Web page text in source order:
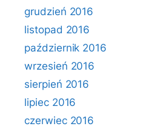
grudzień 2016
listopad 2016
październik 2016
wrzesień 2016
sierpień 2016
lipiec 2016
czerwiec 2016